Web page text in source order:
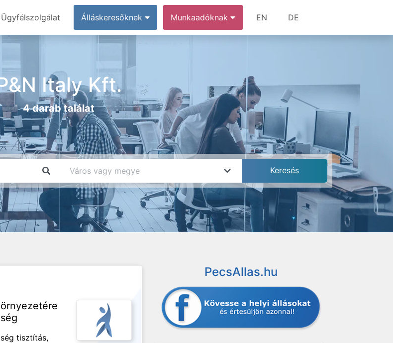
Ügyfélszolgálat Álláskeresőknek Munkaadóknak EN DE
Italy Kft.
4 darab találat
tisztítás,
PecsAllas.hu